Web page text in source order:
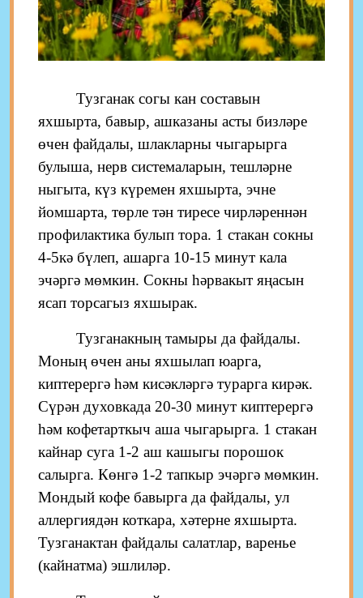
Тузганак согы кан составын
яхшырта, бавыр, ашказаны асты бизләре
өчен файдалы, шлакларны чыгарырга
булыша, нерв системаларын, тешләрне
ныгыта, күз күремен яхшырта, эчне
йомшарта, төрле тән тиресе чирләреннән
профилактика булып тора. 1 стакан сокны
4-5кә бүлеп, ашарга 10-15 минут кала
эчәргә мөмкин. Сокны һәрвакыт яңасын
ясап торсагыз яхшырак.
Тузганакның тамыры да файдалы.
Моның өчен аны яхшылап юарга,
киптерергә һәм кисәкләргә турарга кирәк.
Сүрән духовкада 20-30 минут киптерергә
һәм кофетарткыч аша чыгарырга. 1 стакан
кайнар суга 1-2 аш кашыгы порошок
салырга. Көнгә 1-2 тапкыр эчәргә мөмкин.
Мондый кофе бавырга да файдалы, ул
аллергиядән коткара, хәтерне яхшырта.
Тузганактан файдалы салатлар, варенье
(кайнатма) эшлиләр.